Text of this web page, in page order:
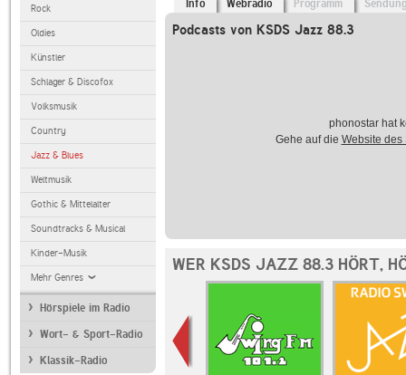
Rock
Oldies
Künstler
Schlager & Discofox
Volksmusik
Country
Jazz & Blues
Weltmusik
Gothic & Mittelalter
Soundtracks & Musical
Kinder-Musik
Mehr Genres
Hörspiele im Radio
Wort- & Sport-Radio
Klassik-Radio
Info Webradio Programm
Podcasts von KSDS Jazz 88.3
phonostar hat
Gehe auf die Website des
WER KSDS JAZZ 88.3 HÖRT,